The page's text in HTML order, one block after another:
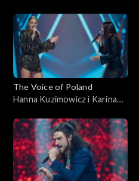
Poland”, Bitwy, 11
października 2025
The Voice of Poland
Hanna Kuzimowicz i Karina
You Now”; „The Voice of
Poland”, Bitwy, 11
października 2025